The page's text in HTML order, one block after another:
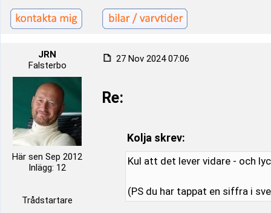
JRN
Falsterbo
Här sen Sep 2012
Inlägg: 12
Trådstartare
27 Nov 2024 07:06
Re:
Kolja skrev:
Kul att det lever vidare - och
(PS du har tappat en siffra i